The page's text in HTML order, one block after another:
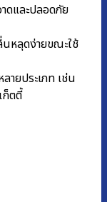
ดและปลอดภัย
หลุดง่ายขณะใช้
ายประเภท เช่น
ก็ตตี้